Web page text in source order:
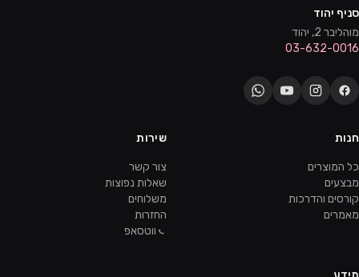
סניף יהוד
מוהליבר 2, יהוד
03-632-0016
חנות
כל המוצרים
מבצעים
קורסים והדרכות
מאמרים
שירות
צור קשר
שאלות נפוצות
משלוחים
החזרות
ווטסאפ